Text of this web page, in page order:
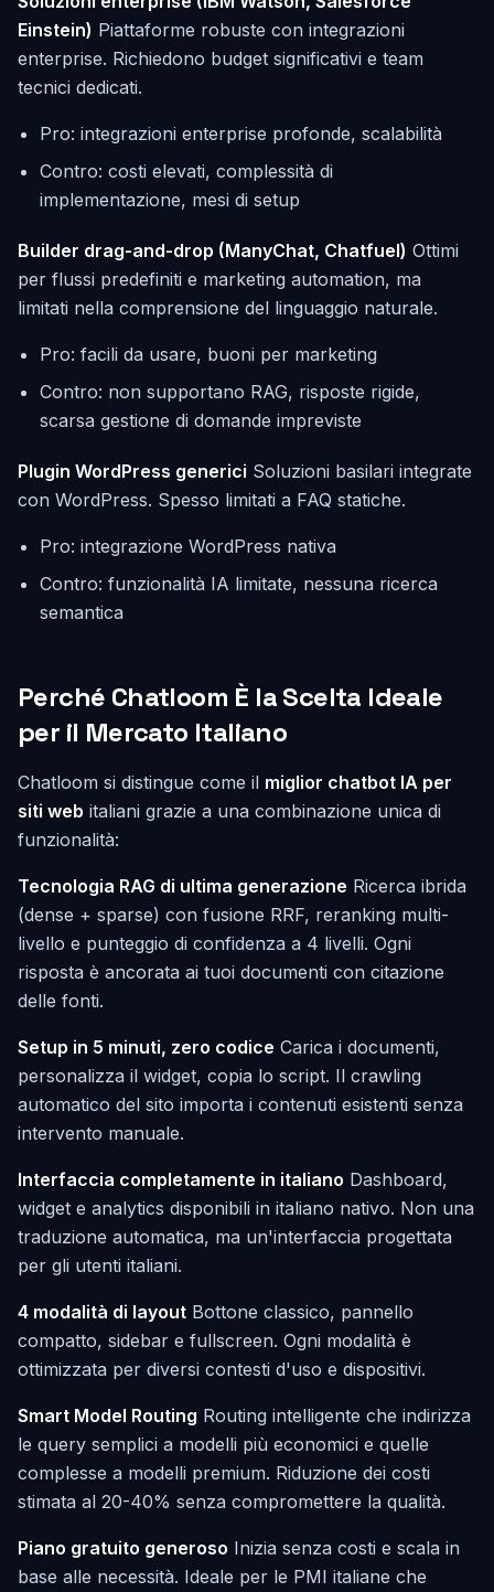
Einstein) Piattaforme robuste con integrazioni
enterprise. Richiedono budget significativi e team
tecnici dedicati.
Pro: integrazioni enterprise profonde, scalabilità
Contro: costi elevati, complessità di
implementazione, mesi di setup
Builder drag-and-drop (ManyChat, Chatfuel) Ottimi
per flussi predefiniti e marketing automation, ma
limitati nella comprensione del linguaggio naturale.
Pro: facili da usare, buoni per marketing
Contro: non supportano RAG, risposte rigide,
scarsa gestione di domande impreviste
Plugin WordPress generici Soluzioni basilari integrate
con WordPress. Spesso limitati a FAQ statiche.
Pro: integrazione WordPress nativa
Contro: funzionalità IA limitate, nessuna ricerca
semantica
Perché Chatloom È la Scelta Ideale
per il Mercato Italiano
Chatloom si distingue come il miglior chatbot IA per
siti web italiani grazie a una combinazione unica di
funzionalità:
Tecnologia RAG di ultima generazione Ricerca ibrida
(dense + sparse) con fusione RRF, reranking multi-
livello e punteggio di confidenza a 4 livelli. Ogni
risposta è ancorata ai tuoi documenti con citazione
delle fonti.
Setup in 5 minuti, zero codice Carica i documenti,
personalizza il widget, copia lo script. Il crawling
automatico del sito importa i contenuti esistenti senza
intervento manuale.
Interfaccia completamente in italiano Dashboard,
widget e analytics disponibili in italiano nativo. Non una
traduzione automatica, ma un'interfaccia progettata
per gli utenti italiani.
4 modalità di layout Bottone classico, pannello
compatto, sidebar e fullscreen. Ogni modalità è
ottimizzata per diversi contesti d'uso e dispositivi.
Smart Model Routing Routing intelligente che indirizza
le query semplici a modelli più economici e quelle
complesse a modelli premium. Riduzione dei costi
stimata al 20-40% senza compromettere la qualità.
Piano gratuito generoso Inizia senza costi e scala in
base alle necessità. Ideale per le PMI italiane che